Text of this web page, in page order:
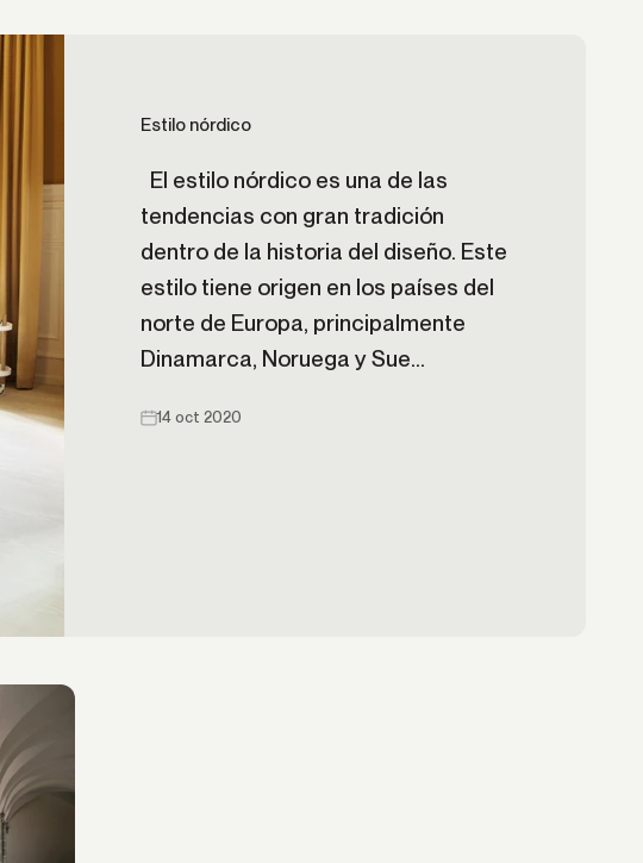
Estilo nórdico
El estilo nórdico es una de las
tendencias con gran tradición
dentro de la historia del diseño. Este
estilo tiene origen en los países del
norte de Europa, principalmente
Dinamarca, Noruega y Sue...
14 oct 2020